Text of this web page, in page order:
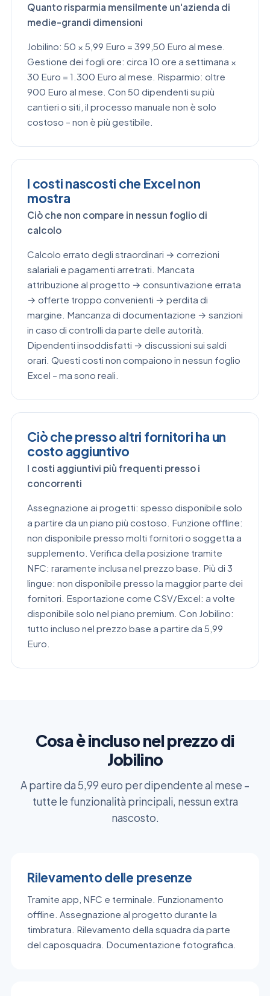
Quanto risparmia mensilmente un'azienda di
medie-grandi dimensioni
Jobilino: 50 × 5,99 Euro = 399,50 Euro al mese.
Gestione dei fogli ore: circa 10 ore a settimana ×
30 Euro = 1.300 Euro al mese. Risparmio: oltre
900 Euro al mese. Con 50 dipendenti su più
cantieri o siti, il processo manuale non è solo
costoso – non è più gestibile.
I costi nascosti che Excel non
mostra
Ciò che non compare in nessun foglio di
calcolo
Calcolo errato degli straordinari → correzioni
salariali e pagamenti arretrati. Mancata
attribuzione al progetto → consuntivazione errata
→ offerte troppo convenienti → perdita di
margine. Mancanza di documentazione → sanzioni
in caso di controlli da parte delle autorità.
Dipendenti insoddisfatti → discussioni sui saldi
orari. Questi costi non compaiono in nessun foglio
Excel – ma sono reali.
Ciò che presso altri fornitori ha un
costo aggiuntivo
I costi aggiuntivi più frequenti presso i
concorrenti
Assegnazione ai progetti: spesso disponibile solo
a partire da un piano più costoso. Funzione offline:
non disponibile presso molti fornitori o soggetta a
supplemento. Verifica della posizione tramite
NFC: raramente inclusa nel prezzo base. Più di 3
lingue: non disponibile presso la maggior parte dei
fornitori. Esportazione come CSV/Excel: a volte
disponibile solo nel piano premium. Con Jobilino:
tutto incluso nel prezzo base a partire da 5,99
Euro.
Cosa è incluso nel prezzo di
Jobilino
A partire da 5,99 euro per dipendente al mese –
tutte le funzionalità principali, nessun extra
nascosto.
Rilevamento delle presenze
Tramite app, NFC e terminale. Funzionamento
offline. Assegnazione al progetto durante la
timbratura. Rilevamento della squadra da parte
del caposquadra. Documentazione fotografica.